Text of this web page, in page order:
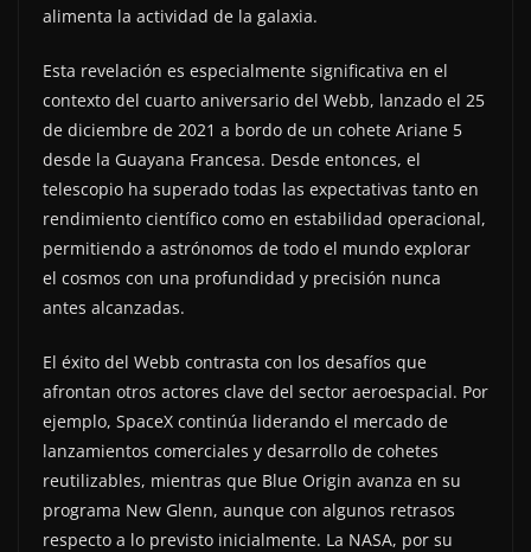
alimenta la actividad de la galaxia.
Esta revelación es especialmente significativa en el
contexto del cuarto aniversario del Webb, lanzado el 25
de diciembre de 2021 a bordo de un cohete Ariane 5
desde la Guayana Francesa. Desde entonces, el
telescopio ha superado todas las expectativas tanto en
rendimiento científico como en estabilidad operacional,
permitiendo a astrónomos de todo el mundo explorar
el cosmos con una profundidad y precisión nunca
antes alcanzadas.
El éxito del Webb contrasta con los desafíos que
afrontan otros actores clave del sector aeroespacial. Por
ejemplo, SpaceX continúa liderando el mercado de
lanzamientos comerciales y desarrollo de cohetes
reutilizables, mientras que Blue Origin avanza en su
programa New Glenn, aunque con algunos retrasos
respecto a lo previsto inicialmente. La NASA, por su